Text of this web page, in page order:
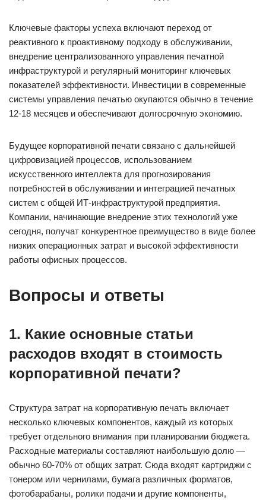
Ключевые факторы успеха включают переход от
реактивного к проактивному подходу в обслуживании,
внедрение централизованного управления печатной
инфраструктурой и регулярный мониторинг ключевых
показателей эффективности. Инвестиции в современные
системы управления печатью окупаются обычно в течение
12-18 месяцев и обеспечивают долгосрочную экономию.
Будущее корпоративной печати связано с дальнейшей
цифровизацией процессов, использованием
искусственного интеллекта для прогнозирования
потребностей в обслуживании и интеграцией печатных
систем с общей ИТ-инфраструктурой предприятия.
Компании, начинающие внедрение этих технологий уже
сегодня, получат конкурентное преимущество в виде более
низких операционных затрат и высокой эффективности
работы офисных процессов.
Вопросы и ответы
1. Какие основные статьи
расходов входят в стоимость
корпоративной печати?
Структура затрат на корпоративную печать включает
несколько ключевых компонентов, каждый из которых
требует отдельного внимания при планировании бюджета.
Расходные материалы составляют наибольшую долю —
обычно 60-70% от общих затрат. Сюда входят картриджи с
тонером или чернилами, бумага различных форматов,
фотобарабаны, ролики подачи и другие компоненты,